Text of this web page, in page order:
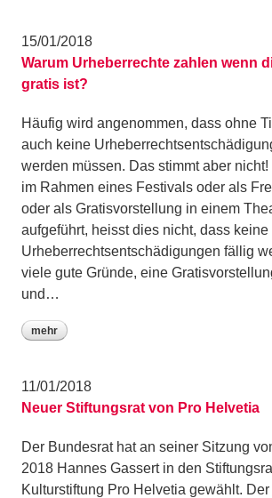
15/01/2018
Warum Urheberrechte zahlen wenn
gratis ist?
Häufig wird angenommen, dass ohne
auch keine
werden müssen. Das stimmt aber
im Rahmen eines Festivals oder als
oder als Gratisvorstellung in einem
aufgeführt, heisst dies nicht, dass keine
Urheberrechtsentschädigungen fällig
viele gute Gründe, eine
und…
mehr
11/01/2018
Neuer Stiftungsrat von Pro Helvetia
Der Bundesrat hat an seiner Sitzung
2018 Hannes Gassert in den
Kulturstiftung Pro Helvetia gewählt. Der